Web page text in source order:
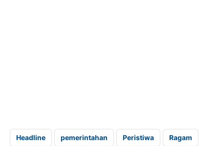
Headline pemerintahan Peristiwa Ragam